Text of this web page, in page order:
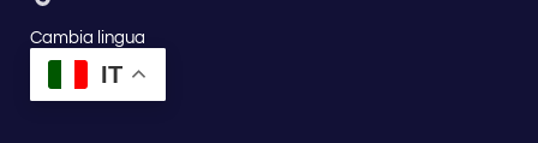
Cambia lingua
IT